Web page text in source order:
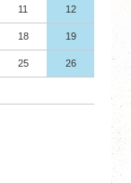
11 12
18 19
25 26